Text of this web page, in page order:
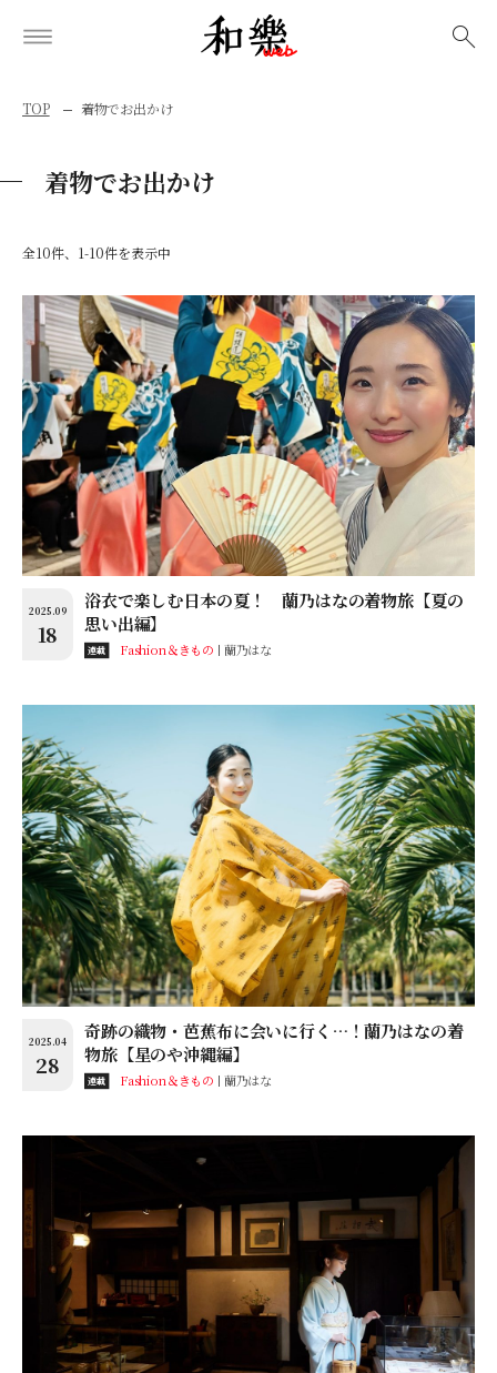
TOP 着物でお出かけ
着物でお出かけ
全10件、1-10件を表示中
2025.09
18
浴衣で楽しむ日本の夏！ 蘭乃はなの着物旅【夏の
思い出編】
連載 Fashion＆きもの 蘭乃はな
2025.04
28
奇跡の織物・芭蕉布に会いに行く…！蘭乃はなの着
物旅【星のや沖縄編】
連載 Fashion＆きもの 蘭乃はな